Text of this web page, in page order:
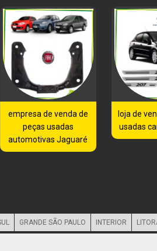
empresa de venda de
peças usadas
automotivas Jaguaré
loja de
usadas
GRANDE SÃO PAULO INTERIOR